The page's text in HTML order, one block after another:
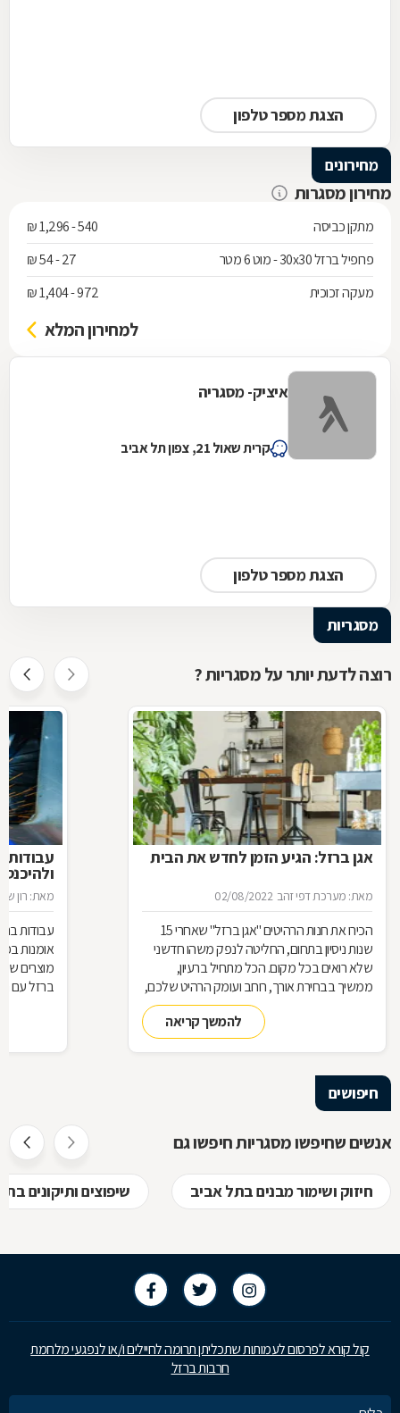
הצגת מספר טלפון
מחירונים
מחירון מסגרות
מתקן כביסה
540 - 1,296 ₪
פרופיל ברזל 30x30 - מוט 6 מטר
27 - 54 ₪
מעקה זכוכית
972 - 1,404 ₪
למחירון המלא
איציק- מסגריה
קרית שאול 21, צפון תל אביב
הצגת מספר טלפון
מסגריות
רוצה לדעת יותר על מסגריות ?
אגן ברזל: הגיע הזמן לחדש את הבית
מאת: מערכת דפי זהב 02/08/2022
הכירו את חנות הרהיטים ''אגן ברזל'' שאחרי 15
שנות ניסיון בתחום, החליטה לנפק משהו חדשני
שלא רואים בכל מקום. הכל מתחיל ברעיון,
ממשיך בבחירת אורך, רוחב ועומק הרהיט שלכם,
ממשיך בייצור מקורי ממיטב חומרי הגלם ומסתיים
ביצירת הפתרון המרשים והמעשי ביותר עבורכם
להמשך קריאה
עבודות
מאת: רון
עבודות
אומנות
מוצרים
ברזל עם
חיפושים
אנשים שחיפשו מסגריות חיפשו גם
חיזוק ושימור מבנים בתל אביב שיפוצים ותיקונים
קול קורא לפרסום לעמותות שתכליתן תרומה לחיילים ו/או לנפגעי מלחמת
חרבות ברזל